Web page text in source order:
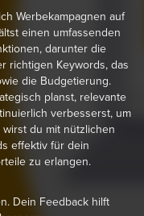
Werbekampagnen auf
einen umfassenden
darunter die
richtigen Keywords, das
die Budgetierung.
planst, relevante
verbesserst, um
du mit nützlichen
effektiv für dein
zu erlangen.
Dein Feedback hilft